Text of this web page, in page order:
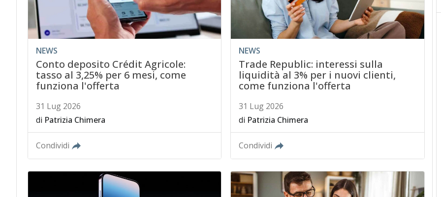
NEWS
Conto deposito Crédit Agricole:
tasso al 3,25% per 6 mesi, come
funziona l'offerta
31 Lug 2026
di Patrizia Chimera
Condividi
NEWS
Trade Republic: interessi sulla
liquidità al 3% per i nuovi clienti,
come funziona l'offerta
31 Lug 2026
di Patrizia Chimera
Condividi